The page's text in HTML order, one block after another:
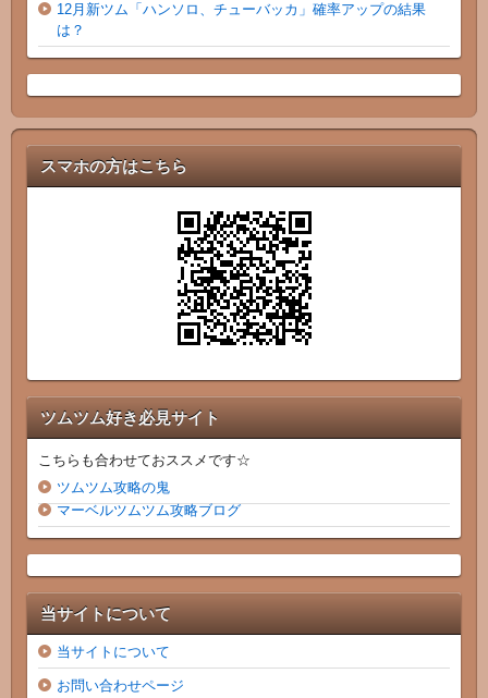
12月新ツム「ハンソロ、チューバッカ」確率アップの結果
は？
スマホの方はこちら
ツムツム好き必見サイト
こちらも合わせておススメです☆
ツムツム攻略の鬼
マーベルツムツム攻略ブログ
当サイトについて
当サイトについて
お問い合わせページ